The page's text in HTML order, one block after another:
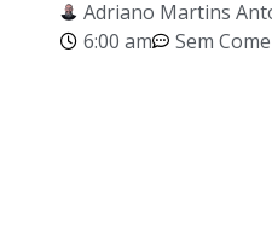
Adriano Martins
6:00 am
Sem